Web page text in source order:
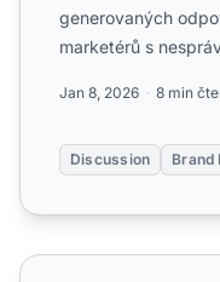
generovaných
marketérů s
Jan 8, 2026 8 min
Discussion Brand
Jak optimalizovat